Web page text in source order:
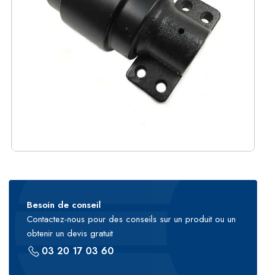
Besoin de conseil
Contactez-nous pour des conseils sur un produit ou un
obtenir un devis gratuit
03 20 17 03 60